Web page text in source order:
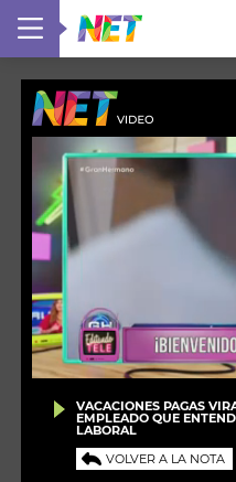
VACACIONES PAGAS
EMPLEADO QUE
LABORAL
VOLVER A LA NOTA